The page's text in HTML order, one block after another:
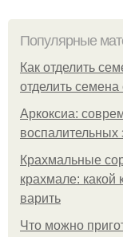
Популярные
Как отделить
отделить семена
Аркоксиа:
воспалительных
Крахмальные
крахмале: какой
варить
Что можно